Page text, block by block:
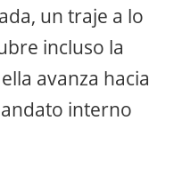
un traje a lo
incluso la
avanza hacia
interno